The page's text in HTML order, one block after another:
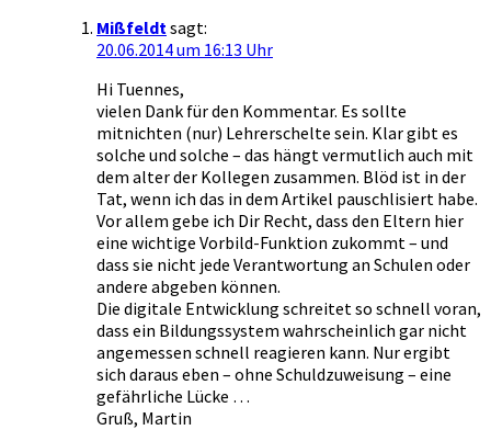
Mißfeldt sagt:
20.06.2014 um 16:13 Uhr
Hi Tuennes,
vielen Dank für den Kommentar. Es sollte
mitnichten (nur) Lehrerschelte sein. Klar gibt es
solche und solche – das hängt vermutlich auch mit
dem alter der Kollegen zusammen. Blöd ist in der
Tat, wenn ich das in dem Artikel pauschlisiert habe.
Vor allem gebe ich Dir Recht, dass den Eltern hier
eine wichtige Vorbild-Funktion zukommt – und
dass sie nicht jede Verantwortung an Schulen oder
andere abgeben können.
Die digitale Entwicklung schreitet so schnell voran,
dass ein Bildungssystem wahrscheinlich gar nicht
angemessen schnell reagieren kann. Nur ergibt
sich daraus eben – ohne Schuldzuweisung – eine
gefährliche Lücke …
Gruß, Martin